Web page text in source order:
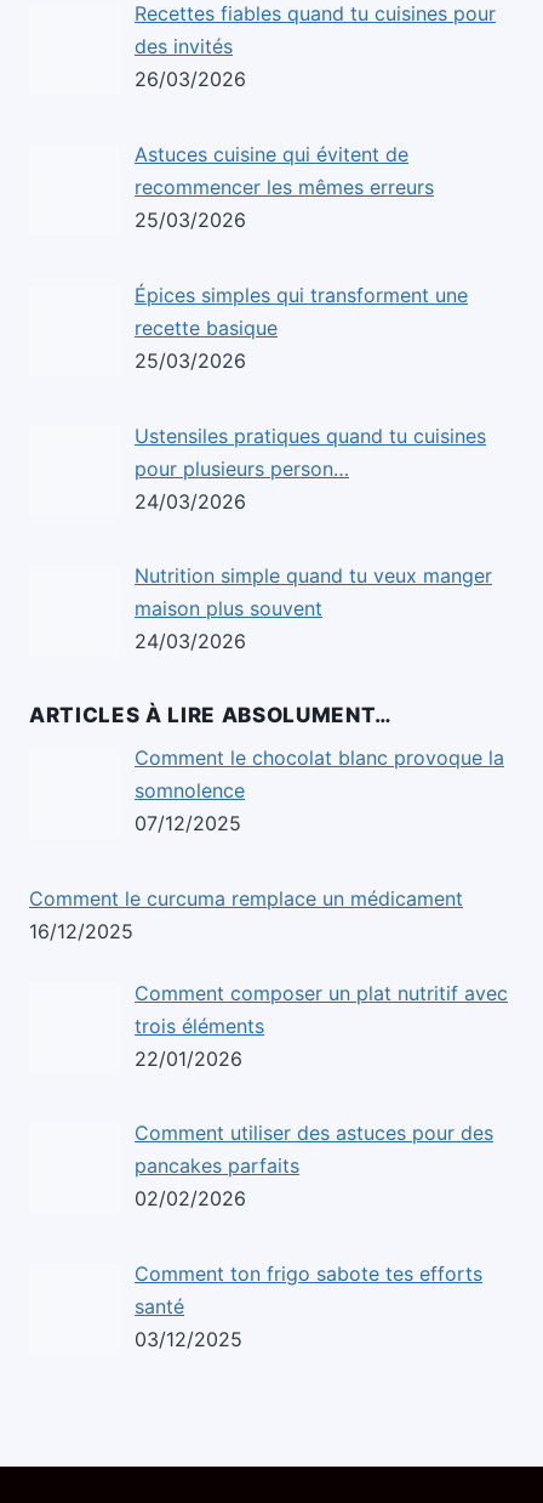
Recettes fiables quand tu cuisines pour
des invités
26/03/2026
Astuces cuisine qui évitent de
recommencer les mêmes erreurs
25/03/2026
Épices simples qui transforment une
recette basique
25/03/2026
Ustensiles pratiques quand tu cuisines
pour plusieurs person…
24/03/2026
Nutrition simple quand tu veux manger
maison plus souvent
24/03/2026
ARTICLES À LIRE ABSOLUMENT…
Comment le chocolat blanc provoque la
somnolence
07/12/2025
Comment le curcuma remplace un médicament
16/12/2025
Comment composer un plat nutritif avec
trois éléments
22/01/2026
Comment utiliser des astuces pour des
pancakes parfaits
02/02/2026
Comment ton frigo sabote tes efforts
santé
03/12/2025